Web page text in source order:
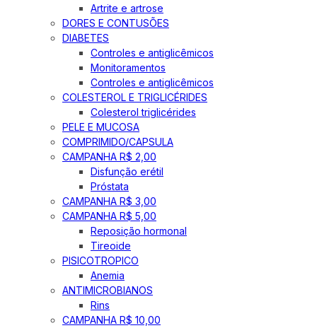
Artrite e artrose
DORES E CONTUSÕES
DIABETES
Controles e antiglicêmicos
Monitoramentos
Controles e antiglicêmicos
COLESTEROL E TRIGLICÉRIDES
Colesterol triglicérides
PELE E MUCOSA
COMPRIMIDO/CAPSULA
CAMPANHA R$ 2,00
Disfunção erétil
Próstata
CAMPANHA R$ 3,00
CAMPANHA R$ 5,00
Reposição hormonal
Tireoide
PISICOTROPICO
Anemia
ANTIMICROBIANOS
Rins
CAMPANHA R$ 10,00